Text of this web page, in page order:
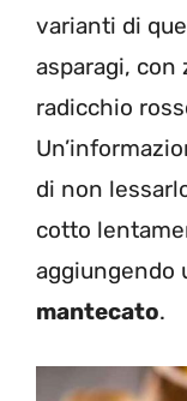
varianti di
asparagi, con
radicchio
di non
cotto
aggiungendo
mantecato.